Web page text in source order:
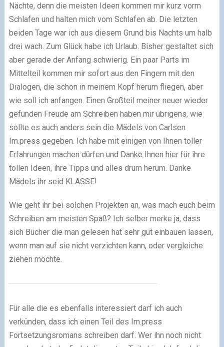
Nächte, denn die meisten Ideen kommen mir kurz vorm
Schlafen und halten mich vom Schlafen ab. Die letzten
beiden Tage war ich aus diesem Grund bis Nachts um halb
drei wach. Zum Glück habe ich Urlaub. Bisher gestaltet sich
aber gerade der Anfang schwierig. Ein paar Parts im
Mittelteil kommen mir sofort aus den Fingern mit den
Dialogen, die schon in meinem Kopf herum fliegen, aber
wie soll ich anfangen. Einen Großteil meiner neuer wieder
gefunden Freude am Schreiben haben mir übrigens, wie
sollte es auch anders sein die Mädels von Carlsen
Im.press gegeben. Ich habe mit einigen von Ihnen toller
Erfahrungen machen dürfen und Danke Ihnen hier für ihre
tollen Ideen, ihre Tipps und alles drum herum. Danke
Mädels ihr seid KLASSE!
Wie geht ihr bei solchen Projekten an, was mach euch beim
Schreiben am meisten Spaß? Ich selber merke ja, dass
sich Bücher die man gelesen hat sehr gut einbauen lassen,
wenn man auf sie nicht verzichten kann, oder vergleiche
ziehen möchte.
Für alle die es ebenfalls interessiert darf ich auch
verkünden, dass ich einen Teil des Im.press
Fortsetzungsromans schreiben darf. Wer ihn noch nicht